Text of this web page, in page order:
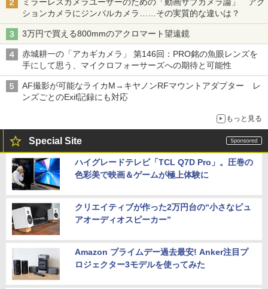
ションカメラにジンバルカメラ……その実質的な違いは？
3万円で買える800mmのアクロマート望遠鏡
赤城耕一の「アカギカメラ」 第146回：PRO銘の魚眼レンズを
手にして思う、マイクロフォーサーズへの期待と可能性
AF撮影が可能なライカM→キヤノンRFマウントアダプター レ
ンズごとのExif記録にも対応
もっと見る
Special Site
ハイグレードテレビ「TCL Q7D Pro」。圧巻の
色彩美で映画＆ゲームが極上体験に
クリエイティブが作った2万円台の“小さなピュ
アオーディオスピーカー”
Amazon プライムデー過去最安! Anker注目プ
ロジェクター3モデルを使ってみた